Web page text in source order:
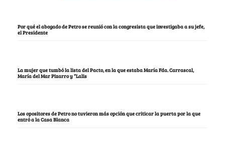
Por qué el abogado de Petro se reunió con la congresista que investigaba a su jefe,
el Presidente
La mujer que tumbó la lista del Pacto, en la que estaba María Fda. Carrascal,
María del Mar Pizarro y “Lalis
Los opositores de Petro no tuvieron más opción que criticar la puerta por la que
entró a la Casa Blanca